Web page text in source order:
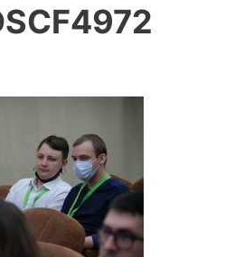
СО РАН